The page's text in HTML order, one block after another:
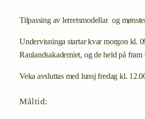
Tilpassing av lerretsmodellar og
Undervisninga startar kvar morgon kl.
Raulandsakademiet, og de held på
Veka avsluttas med lunsj fredag kl.
Måltid: